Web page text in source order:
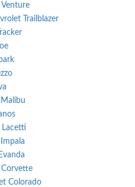
Trailblazer
Colorado